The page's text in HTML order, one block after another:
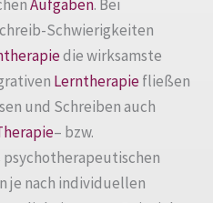
Aufgaben. Bei
Schwierigkeiten
die wirksamste
Lerntherapiefließen
und Schreiben auch
– bzw.
psychotherapeutischen
je nach individuellen